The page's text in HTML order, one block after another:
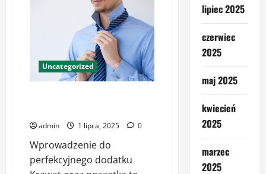
Nerw
trójdzielny
jak
leczyć
–
innowacyjne
metody
Uncategorized
admin 1 lipca, 2025 0
Wprowadzenie do
perfekcyjnego dodatku
lipiec 2025
czerwiec
2025
maj 2025
kwiecień
2025
marzec
2025